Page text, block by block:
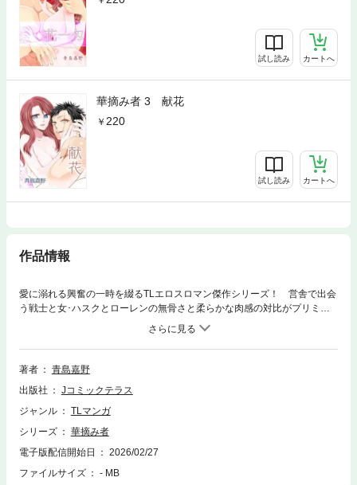
試し読み カートへ
華摘み者 3 献花
220
試し読み カートへ
作品情報
愛に溺れる興奮の一時を綴るTLエロスロマン傑作シリーズ！ 営舎で出会
う戦士と女･ハスクとローレンの無骨さと柔らかな肉感の対比がプリミテ
ィブな情欲を喚起する♡オススメ作です！
著者
青島嘉野
出版社
Jコミックテラス
ジャンル
TLマンガ
シリーズ
華摘み者
電子版配信開始日
2026/02/27
ファイルサイズ
- MB